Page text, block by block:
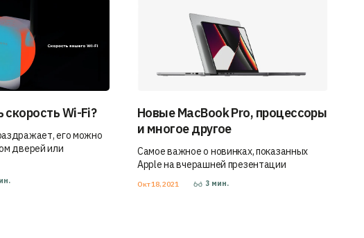
скорость Wi-Fi?
его можно
дверей или
Новые MacBook Pro, процессоры
и многое другое
Самое важное о новинках, показанных
Apple на вчерашней презентации
Окт 18, 2021 3 мин.